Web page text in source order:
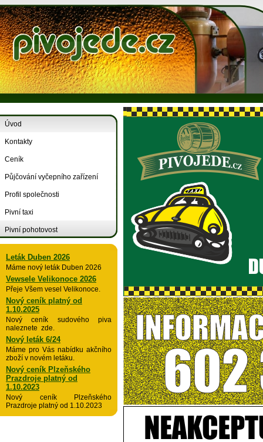
Úvod
Kontakty
Ceník
Půjčování vyčepního zařízení
Profil společnosti
Pivní taxi
Pivní pohotovost
Leták Duben 2026
Máme nový leták Duben 2026
Vewsele Velikonoce 2026
Přeje Všem vesel Velikonoce.
Nový ceník platný od
1.10.2025
Nový ceník sudového piva
naleznete zde.
Nový leták 6/24
Máme pro Vás nabídku akčního
zboží v novém letáku.
Nový ceník Plzeňského
Prazdroje platný od
1.10.2023
Nový ceník Plzeňského
Prazdroje platný od 1.10.2023